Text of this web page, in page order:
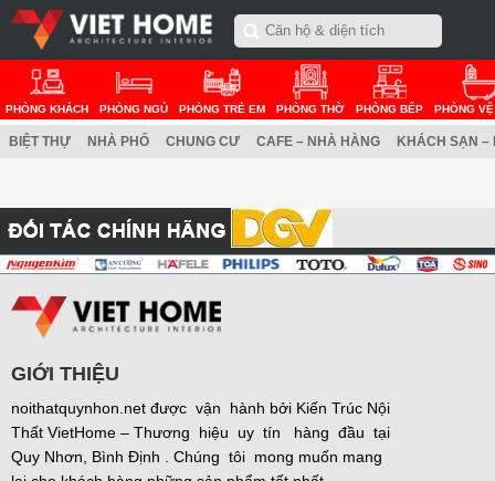
PHÒNG KHÁCH PHÒNG NGỦ PHÒNG TRẺ EM PHÒNG THỜ PHÒNG BẾP PHÒNG
BIỆT THỰ NHÀ PHỐ CHUNG CƯ CAFE – NHÀ HÀNG KHÁCH SẠN –
GIỚI THIỆU
noithatquynhon.net được vận hành bởi Kiến Trúc Nội
Thất VietHome – Thương hiệu uy tín hàng đầu tại
Quy Nhơn, Bình Định . Chúng tôi mong muốn mang